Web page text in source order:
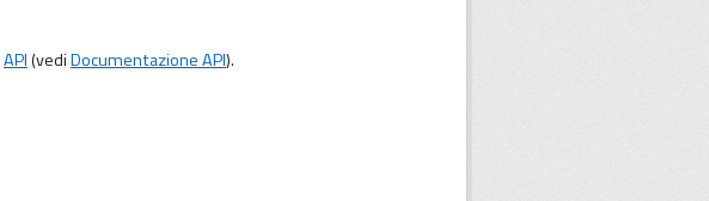
API(vediDocumentazione API).